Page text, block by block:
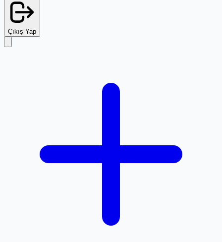
Çıkış Yap